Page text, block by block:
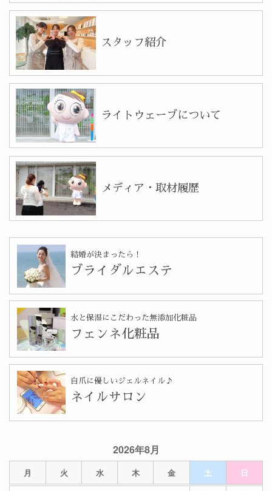
2026年8月
月 火 水 木 金 土 日
スタッフ紹介
ライトウェーブについて
メディア・取材履歴
結婚が決まったら！
ブライダルエステ
水と保湿にこだわった無添加化粧品
フェンネ化粧品
自爪に優しいジェルネイル♪
ネイルサロン